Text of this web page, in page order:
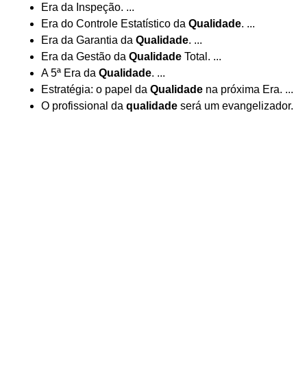
Era da Inspeção. ...
Era do Controle Estatístico da Qualidade. ...
Era da Garantia da Qualidade. ...
Era da Gestão da Qualidade Total. ...
A 5ª Era da Qualidade. ...
Estratégia: o papel da Qualidade na próxima Era. ...
O profissional da qualidade será um evangelizador.